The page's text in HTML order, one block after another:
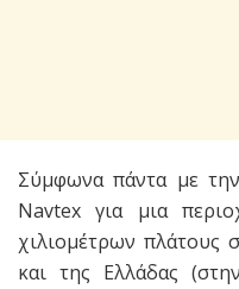
Σύμφωνα πάντα με
Navtex για μια
χιλιομέτρων πλάτους
και της Ελλάδας